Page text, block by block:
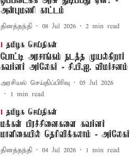
அன்புமணி காட்டம்
தினத்தந்தி 08 Jul 2026 2 min read
தமிழக செய்திகள்
போட்டி அரசாங்கம் நடத்த முயல்கிறார்
கவர்னர் அர்லேகர் - சி.பி.ஐ. விமர்சனம்
அரசியல் செய்திப்பிரிவு
05 Jul 2026
1 min read
தமிழக செய்திகள்
மக்கள் பிரச்சினைகளை கவர்னர்
மாளிகையில் தெரிவிக்கலாம் - அர்லேகர்
தினத்தந்தி 04 Jul 2026 1 min read